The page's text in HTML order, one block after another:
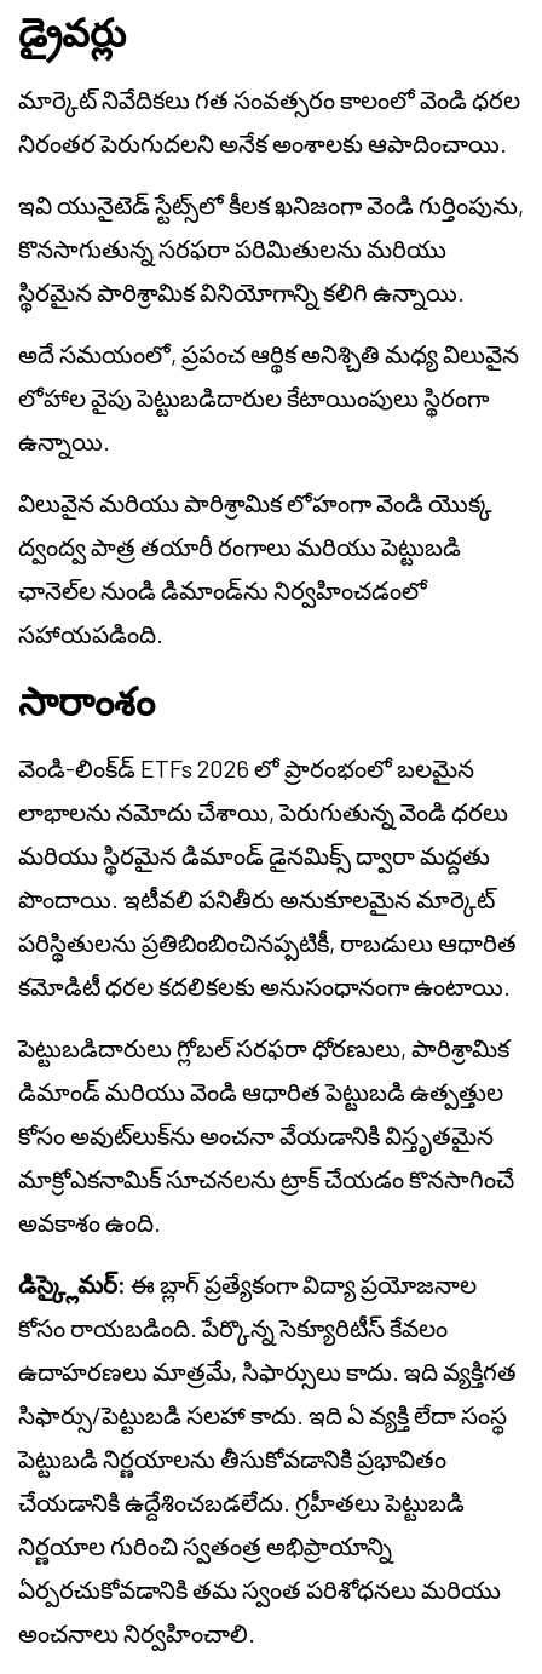
డ్రైవర్లు
మార్కెట్ నివేదికలు గత సంవత్సరం కాలంలో వెండి ధరల
నిరంతర పెరుగుదలని అనేక అంశాలకు ఆపాదించాయి.
ఇవి యునైటెడ్ స్టేట్స్‌లో కీలక ఖనిజంగా వెండి గుర్తింపును,
కొనసాగుతున్న సరఫరా పరిమితులను మరియు
స్థిరమైన పారిశ్రామిక వినియోగాన్ని కలిగి ఉన్నాయి.
అదే సమయంలో, ప్రపంచ ఆర్థిక అనిశ్చితి మధ్య విలువైన
లోహాల వైపు పెట్టుబడిదారుల కేటాయింపులు స్థిరంగా
ఉన్నాయి.
విలువైన మరియు పారిశ్రామిక లోహంగా వెండి యొక్క
ద్వంద్వ పాత్ర తయారీ రంగాలు మరియు పెట్టుబడి
ఛానెల్‌ల నుండి డిమాండ్‌ను నిర్వహించడంలో
సహాయపడింది.
సారాంశం
వెండి-లింక్‌డ్ ETFs 2026 లో ప్రారంభంలో బలమైన
లాభాలను నమోదు చేశాయి, పెరుగుతున్న వెండి ధరలు
మరియు స్థిరమైన డిమాండ్ డైనమిక్స్ ద్వారా మద్దతు
పొందాయి. ఇటీవలి పనితీరు అనుకూలమైన మార్కెట్
పరిస్థితులను ప్రతిబింబించినప్పటికీ, రాబడులు ఆధారిత
కమోడిటీ ధరల కదలికలకు అనుసంధానంగా ఉంటాయి.
పెట్టుబడిదారులు గ్లోబల్ సరఫరా ధోరణులు, పారిశ్రామిక
డిమాండ్ మరియు వెండి ఆధారిత పెట్టుబడి ఉత్పత్తుల
కోసం అవుట్‌లుక్‌ను అంచనా వేయడానికి విస్తృతమైన
మాక్రోఎకనామిక్ సూచనలను ట్రాక్ చేయడం కొనసాగించే
అవకాశం ఉంది.
డిస్క్లైమర్: ఈ బ్లాగ్ ప్రత్యేకంగా విద్యా ప్రయోజనాల
కోసం రాయబడింది. పేర్కొన్న సెక్యూరిటీస్ కేవలం
ఉదాహరణలు మాత్రమే, సిఫార్సులు కాదు. ఇది వ్యక్తిగత
సిఫార్సు/పెట్టుబడి సలహా కాదు. ఇది ఏ వ్యక్తి లేదా సంస్థ
పెట్టుబడి నిర్ణయాలను తీసుకోవడానికి ప్రభావితం
చేయడానికి ఉద్దేశించబడలేదు. గ్రహీతలు పెట్టుబడి
నిర్ణయాల గురించి స్వతంత్ర అభిప్రాయాన్ని
ఏర్పరచుకోవడానికి తమ స్వంత పరిశోధనలు మరియు
అంచనాలు నిర్వహించాలి.